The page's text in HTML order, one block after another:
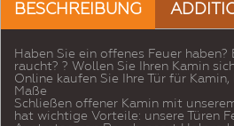
BESCHREIBUNG
Haben Sie ein offenes Feuer haben?
raucht? ? Wollen Sie Ihren Kamin
Online kaufen Sie Ihre Tür für
Maße
Schließen offener Kamin mit
hat wichtige Vorteile: unsere Türen